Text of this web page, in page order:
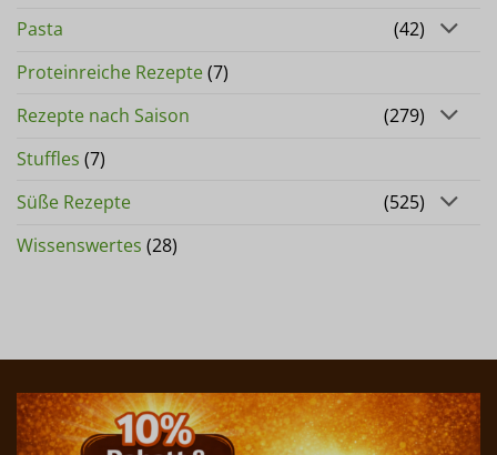
Pasta
(42)
Proteinreiche Rezepte(7)
Rezepte nach Saison
(279)
Stuffles (7)
Süße Rezepte
(525)
Wissenswertes (28)